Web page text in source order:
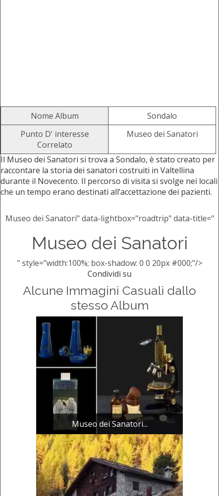
Nome Album
Sondalo
Punto D' interesse
Correlato
Museo dei Sanatori
Il Museo dei Sanatori si trova a Sondalo, è stato creato per
raccontare la storia dei sanatori costruiti in Valtellina
durante il Novecento. Il percorso di visita si svolge nei locali
che un tempo erano destinati all’accettazione dei pazienti.
Museo dei Sanatori" data-lightbox="roadtrip" data-title="
Museo dei Sanatori
" style="width:100%; box-shadow: 0 0 20px #000;"/>
Condividi su
Alcune Immagini Casuali dallo
stesso Album
Museo dei Sanatori...